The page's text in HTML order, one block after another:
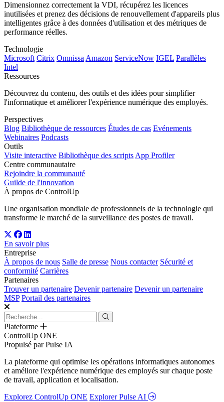
Dimensionnez correctement la VDI, récupérez les licences
inutilisées et prenez des décisions de renouvellement d'appareils plus
intelligentes grâce à des données d'utilisation et des métriques de
performance réelles.
Technologie
Microsoft Citrix Omnissa Amazon ServiceNow IGEL Parallèles
Intel
Ressources
Découvrez du contenu, des outils et des idées pour simplifier
l'informatique et améliorer l'expérience numérique des employés.
Perspectives
Blog Bibliothèque de ressources Études de cas Evénements
Webinaires Podcasts
Outils
Visite interactive Bibliothèque des scripts App Profiler
Centre communautaire
Rejoindre la communauté
Guilde de l'innovation
À propos de ControlUp
Une organisation mondiale de professionnels de la technologie qui
transforme le marché de la surveillance des postes de travail.
En savoir plus
Entreprise
À propos de nous Salle de presse Nous contacter Sécurité et
conformité Carrières
Partenaires
Trouver un partenaire Devenir partenaire Devenir un partenaire
MSP Portail des partenaires
Plateforme
ControlUp ONE
Propulsé par Pulse IA
La plateforme qui optimise les opérations informatiques autonomes
et améliore l'expérience numérique des employés sur chaque poste
de travail, application et localisation.
Explorez ControlUp ONE Explorer Pulse AI